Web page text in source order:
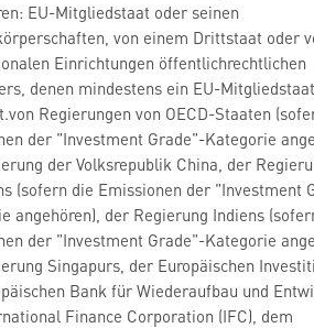
EU-Mitgliedstaat oder seinen
von einem Drittstaat oder
Einrichtungen öffentlichrechtlichen
denen mindestens ein EU-Mitgliedstaat
Regierungen von OECD-Staaten
der "Investment Grade"-Kategorie
der Volksrepublik China, der
(sofern die Emissionen der "Investment
angehören), der Regierung Indiens
der "Investment Grade"-Kategorie
Singapurs, der Europäischen
Bank für Wiederaufbau und
Finance Corporation (IFC), dem